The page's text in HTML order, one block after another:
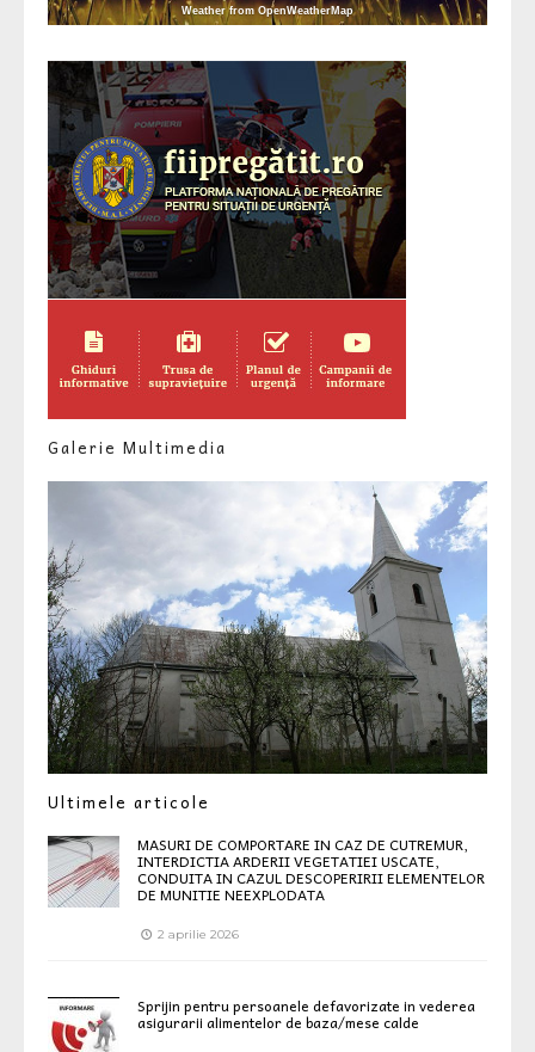
Weather from OpenWeatherMap
Galerie Multimedia
Ultimele articole
MASURI DE COMPORTARE IN CAZ DE CUTREMUR,
INTERDICTIA ARDERII VEGETATIEI USCATE,
CONDUITA IN CAZUL DESCOPERIRII ELEMENTELOR
DE MUNITIE NEEXPLODATA
2 aprilie 2026
Sprijin pentru persoanele defavorizate in vederea
asigurarii alimentelor de baza/mese calde